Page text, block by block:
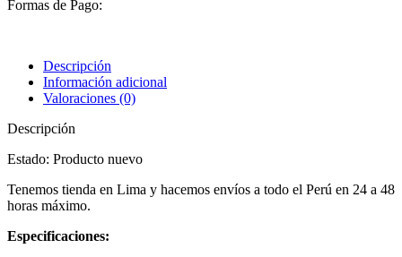
Formas de Pago:
Descripción
Información adicional
Valoraciones (0)
Descripción
Estado: Producto nuevo
Tenemos tienda en Lima y hacemos envíos a todo el Perú en 24 a 48
horas máximo.
Especificaciones: